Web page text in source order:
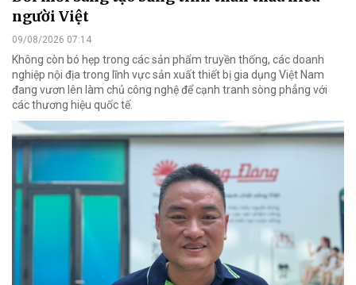
người Việt
09/08/2026 07:14
Không còn bó hẹp trong các sản phẩm truyền thống, các doanh
nghiệp nội địa trong lĩnh vực sản xuất thiết bị gia dụng Việt Nam
đang vươn lên làm chủ công nghệ để cạnh tranh sòng phẳng với
các thương hiệu quốc tế.